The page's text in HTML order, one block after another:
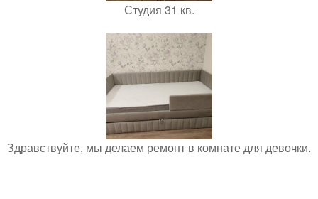
Студия 31 кв.
Здравствуйте, мы делаем ремонт в комнате для девочки.